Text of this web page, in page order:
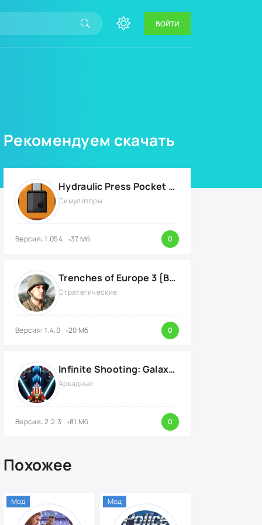
ВОЙТИ
Рекомендуем скачать
Hydraulic Press Pocket {ВЗЛОМ: бесконечные деньги}
Симуляторы
Версия: 1.054 37 Мб 0
Trenches of Europe 3 {ВЗЛОМ: много денег}
Стратегические
Версия: 1.4.0 20 Мб 0
Infinite Shooting: Galaxy Attack {ВЗЛОМ: Бесплатные Покупки}
Аркадные
Версия: 2.2.3 81 Мб 0
Похожее
Мод Мод